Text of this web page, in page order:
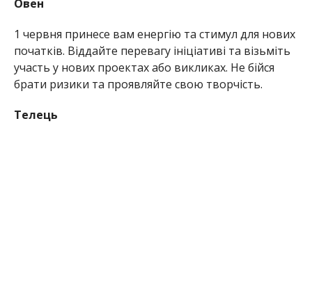
Овен
1 червня принесе вам енергію та стимул для нових
початків. Віддайте перевагу ініціативі та візьміть
участь у нових проектах або викликах. Не бійся
брати ризики та проявляйте свою творчість.
Телець